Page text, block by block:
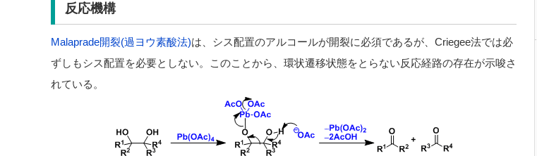
反応機構
Malaprade開裂(過ヨウ素酸法)は、シス配置のアルコールが開裂に必須であるが、Criegee法では必
ずしもシス配置を必要としない。このことから、環状遷移状態をとらない反応経路の存在が示唆さ
れている。